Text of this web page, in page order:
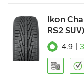
Ikon
RS2 SUV)
4.9